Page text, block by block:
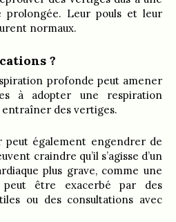
prolongée. Leur pouls et leur
normaux.
?
profonde peut amener
à adopter une respiration
entraîner des vertiges.
peut également engendrer de
craindre qu’il s’agisse d’un
plus grave, comme une
peut être exacerbé par des
ou des consultations avec